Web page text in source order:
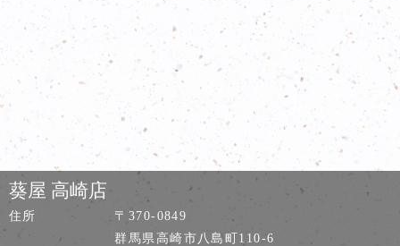
葵屋 高崎店
住所
〒370-0849
群馬県高崎市八島町110-6